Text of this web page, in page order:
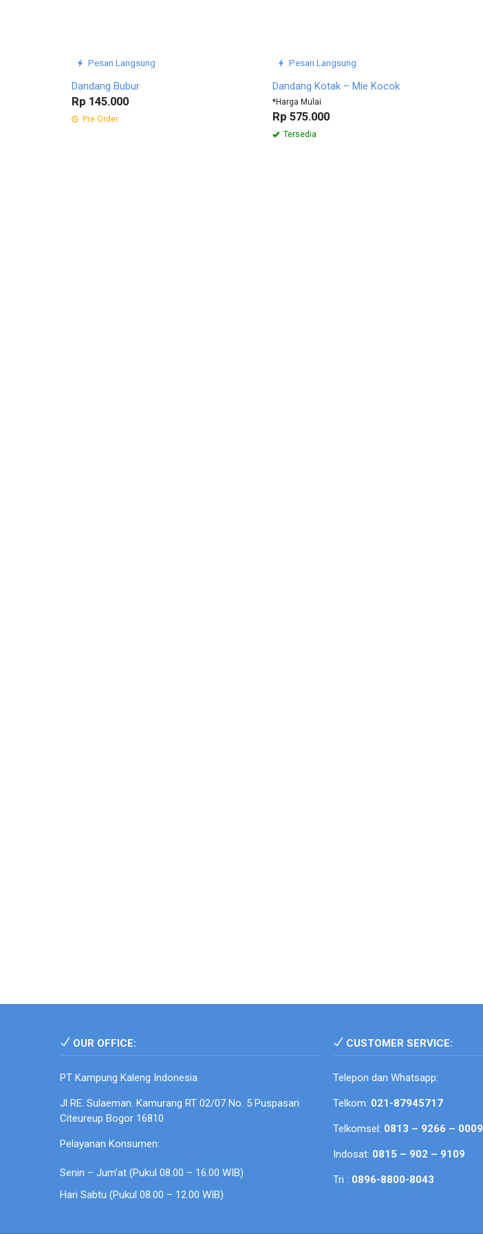
Pesan Langsung
Dandang Bubur
Rp 145.000
Pre Order
Pesan Langsung
Dandang Kotak – Mie Kocok
*Harga Mulai
Rp 575.000
Tersedia
OUR OFFICE:
PT Kampung Kaleng Indonesia
Jl RE. Sulaeman. Kamurang RT 02/07 No. 5 Puspasari
Citeureup Bogor 16810
Pelayanan Konsumen:
Senin – Jum’at (Pukul 08.00 – 16.00 WIB)
Hari Sabtu (Pukul 08.00 – 12.00 WIB)
CUSTOMER SERVICE:
Telepon dan Whatsapp:
Telkom: 021-87945717
Telkomsel: 0813 – 9266 – 0009
Indosat: 0815 – 902 – 9109
Tri : 0896-8800-8043